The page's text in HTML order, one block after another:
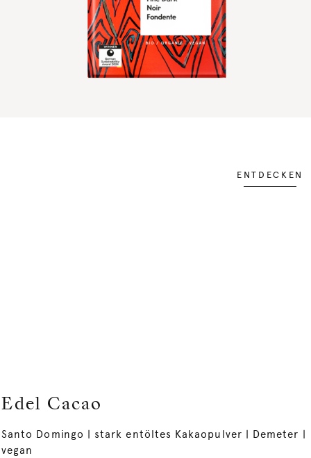
ENTDECKEN
Edel Cacao
Santo Domingo | stark entöltes Kakaopulver | Demeter |
vegan